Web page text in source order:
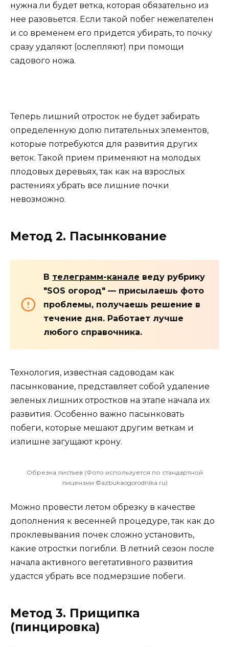
нужна ли будет ветка, которая обязательно из
нее разовьется. Если такой побег нежелателен
и со временем его придется убирать, то почку
сразу удаляют (ослепляют) при помощи
садового ножа.
Теперь лишний отросток не будет забирать
определенную долю питательных элементов,
которые потребуются для развития других
веток. Такой прием применяют на молодых
плодовых деревьях, так как на взрослых
растениях убрать все лишние почки
невозможно.
Метод 2. Пасынкование
В телеграмм-канале веду рубрику
"SOS огород" — присылаешь фото
проблемы, получаешь решение в
течение дня. Работает лучше
любого справочника.
Технология, известная садоводам как
пасынкование, представляет собой удаление
зеленых лишних отростков на этапе начала их
развития. Особенно важно пасынковать
побеги, которые мешают другим веткам и
излишне загущают крону.
Обрезка листьев (Фото используется по стандартной
лицензии ©azbukaogorodnika.ru)
Можно провести летом обрезку в качестве
дополнения к весенней процедуре, так как до
проклевывания почек сложно установить,
какие отростки погибли. В летний сезон после
начала активного вегетативного развития
удастся убрать все подмерзшие побеги.
Метод 3. Прищипка
(пинцировка)